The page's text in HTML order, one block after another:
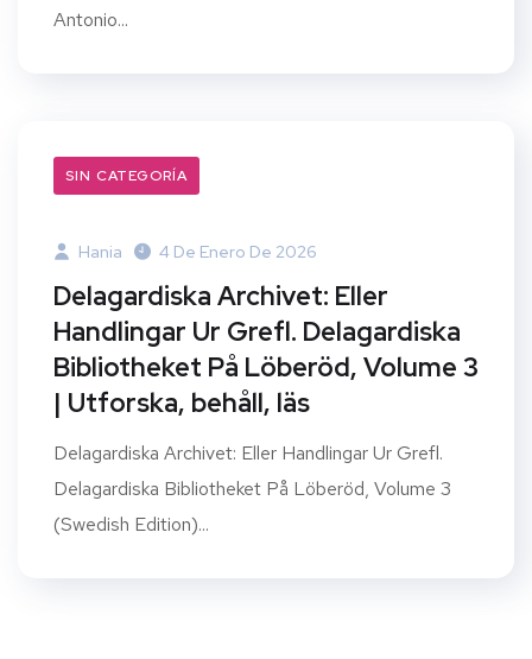
Antonio...
SIN CATEGORÍA
Hania 4 De Enero De 2026
Delagardiska Archivet: Eller
Handlingar Ur Grefl. Delagardiska
Bibliotheket På Löberöd, Volume 3
| Utforska, behåll, läs
Delagardiska Archivet: Eller Handlingar Ur Grefl.
Delagardiska Bibliotheket På Löberöd, Volume 3
(Swedish Edition)...